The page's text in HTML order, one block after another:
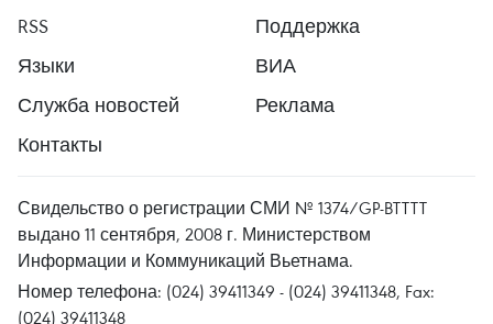
RSS
Поддержка
Языки
ВИА
Служба новостей
Реклама
Контакты
Свидельство о регистрации СМИ № 1374/GP-BTTTT
выдано 11 сентября, 2008 г. Министерством
Информации и Коммуникаций Вьетнама.
Номер телефона: (024) 39411349 - (024) 39411348, Fax:
(024) 39411348